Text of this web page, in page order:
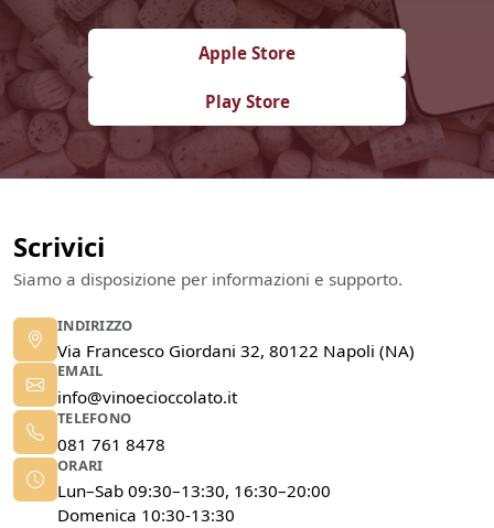
Apple Store
Play Store
Scrivici
Siamo a disposizione per informazioni e supporto.
INDIRIZZO
Via Francesco Giordani 32, 80122 Napoli (NA)
EMAIL
info@vinoecioccolato.it
TELEFONO
081 761 8478
ORARI
Lun–Sab 09:30–13:30, 16:30–20:00
Domenica 10:30-13:30